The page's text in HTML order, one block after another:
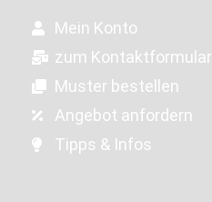
Mein Konto
zum Kontaktformular
Muster bestellen
Angebot anfordern
Tipps & Infos